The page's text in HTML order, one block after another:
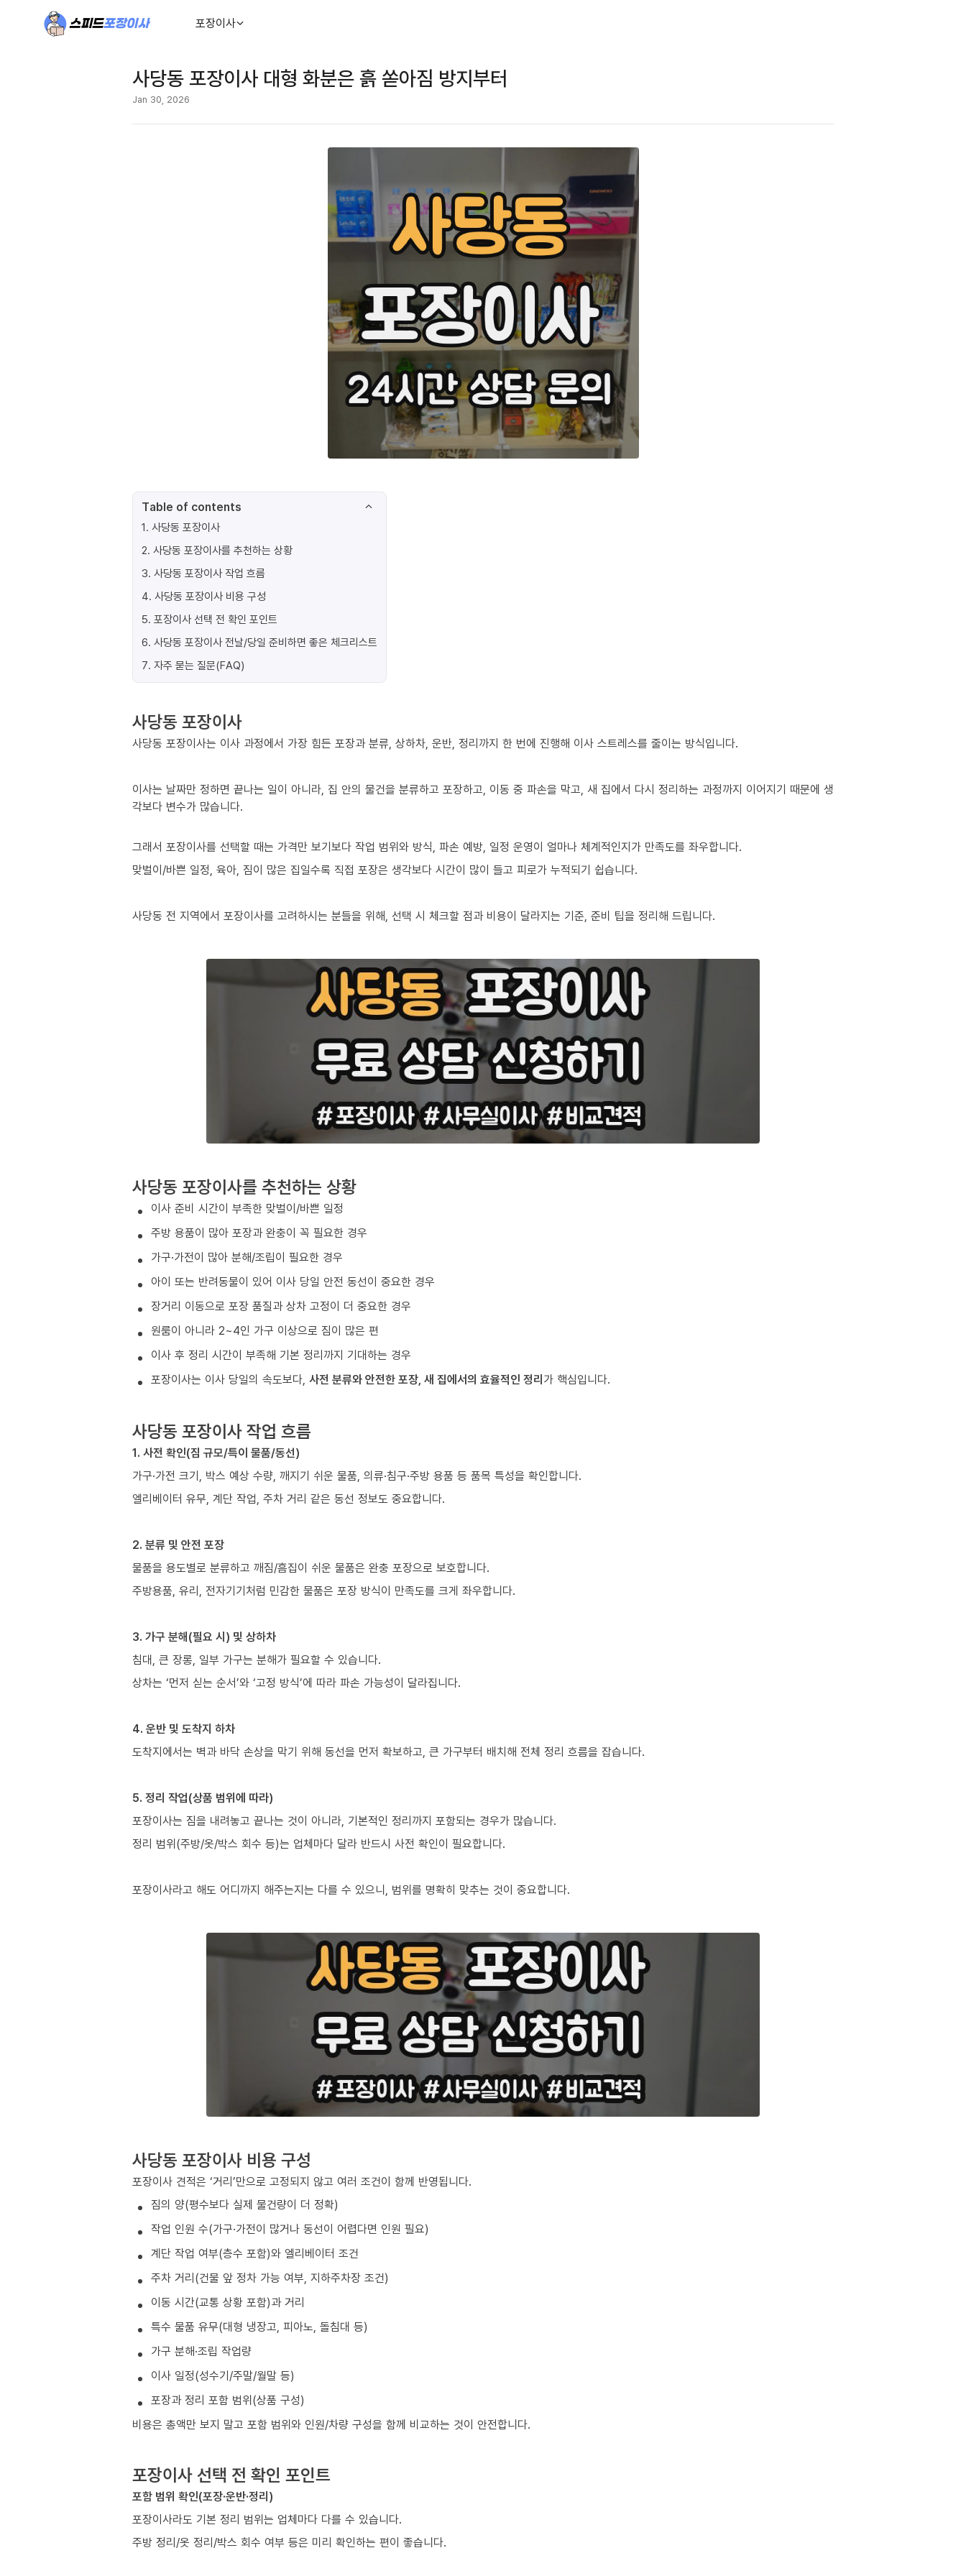
포장이사
사당동 포장이사 대형 화분은 흙 쏟아짐 방지부터
Jan 30, 2026
Table of contents
1. 사당동 포장이사
2. 사당동 포장이사를 추천하는 상황
3. 사당동 포장이사 작업 흐름
4. 사당동 포장이사 비용 구성
5. 포장이사 선택 전 확인 포인트
6. 사당동 포장이사 전날/당일 준비하면 좋은 체크리스트
7. 자주 묻는 질문(FAQ)
사당동 포장이사
사당동 포장이사는 이사 과정에서 가장 힘든 포장과 분류, 상하차, 운반, 정리까지 한 번에 진행해 이사 스트레스를 줄이는 방식입니다.
이사는 날짜만 정하면 끝나는 일이 아니라, 집 안의 물건을 분류하고 포장하고, 이동 중 파손을 막고, 새 집에서 다시 정리하는 과정까지 이어지기 때문에 생
각보다 변수가 많습니다.
그래서 포장이사를 선택할 때는 가격만 보기보다 작업 범위와 방식, 파손 예방, 일정 운영이 얼마나 체계적인지가 만족도를 좌우합니다.
맞벌이/바쁜 일정, 육아, 짐이 많은 집일수록 직접 포장은 생각보다 시간이 많이 들고 피로가 누적되기 쉽습니다.
사당동 전 지역에서 포장이사를 고려하시는 분들을 위해, 선택 시 체크할 점과 비용이 달라지는 기준, 준비 팁을 정리해 드립니다.
사당동 포장이사를 추천하는 상황
이사 준비 시간이 부족한 맞벌이/바쁜 일정
주방 용품이 많아 포장과 완충이 꼭 필요한 경우
가구·가전이 많아 분해/조립이 필요한 경우
아이 또는 반려동물이 있어 이사 당일 안전 동선이 중요한 경우
장거리 이동으로 포장 품질과 상차 고정이 더 중요한 경우
원룸이 아니라 2~4인 가구 이상으로 짐이 많은 편
이사 후 정리 시간이 부족해 기본 정리까지 기대하는 경우
포장이사는 이사 당일의 속도보다, 사전 분류와 안전한 포장, 새 집에서의 효율적인 정리가 핵심입니다.
사당동 포장이사 작업 흐름
1. 사전 확인(짐 규모/특이 물품/동선)
가구·가전 크기, 박스 예상 수량, 깨지기 쉬운 물품, 의류·침구·주방 용품 등 품목 특성을 확인합니다.
엘리베이터 유무, 계단 작업, 주차 거리 같은 동선 정보도 중요합니다.
2. 분류 및 안전 포장
물품을 용도별로 분류하고 깨짐/흠집이 쉬운 물품은 완충 포장으로 보호합니다.
주방용품, 유리, 전자기기처럼 민감한 물품은 포장 방식이 만족도를 크게 좌우합니다.
3. 가구 분해(필요 시) 및 상하차
침대, 큰 장롱, 일부 가구는 분해가 필요할 수 있습니다.
상차는 ‘먼저 싣는 순서’와 ‘고정 방식’에 따라 파손 가능성이 달라집니다.
4. 운반 및 도착지 하차
도착지에서는 벽과 바닥 손상을 막기 위해 동선을 먼저 확보하고, 큰 가구부터 배치해 전체 정리 흐름을 잡습니다.
5. 정리 작업(상품 범위에 따라)
포장이사는 짐을 내려놓고 끝나는 것이 아니라, 기본적인 정리까지 포함되는 경우가 많습니다.
정리 범위(주방/옷/박스 회수 등)는 업체마다 달라 반드시 사전 확인이 필요합니다.
포장이사라고 해도 어디까지 해주는지는 다를 수 있으니, 범위를 명확히 맞추는 것이 중요합니다.
사당동 포장이사 비용 구성
포장이사 견적은 ‘거리’만으로 고정되지 않고 여러 조건이 함께 반영됩니다.
짐의 양(평수보다 실제 물건량이 더 정확)
작업 인원 수(가구·가전이 많거나 동선이 어렵다면 인원 필요)
계단 작업 여부(층수 포함)와 엘리베이터 조건
주차 거리(건물 앞 정차 가능 여부, 지하주차장 조건)
이동 시간(교통 상황 포함)과 거리
특수 물품 유무(대형 냉장고, 피아노, 돌침대 등)
가구 분해·조립 작업량
이사 일정(성수기/주말/월말 등)
포장과 정리 포함 범위(상품 구성)
비용은 총액만 보지 말고 포함 범위와 인원/차량 구성을 함께 비교하는 것이 안전합니다.
포장이사 선택 전 확인 포인트
포함 범위 확인(포장·운반·정리)
포장이사라도 기본 정리 범위는 업체마다 다를 수 있습니다.
주방 정리/옷 정리/박스 회수 여부 등은 미리 확인하는 편이 좋습니다.